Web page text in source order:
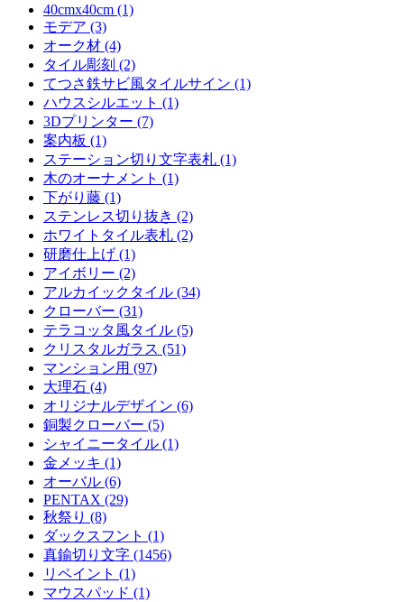
40cmx40cm (1)
モデア (3)
オーク材 (4)
タイル彫刻 (2)
てつさ鉄サビ風タイルサイン (1)
ハウスシルエット (1)
3Dプリンター (7)
案内板 (1)
ステーション切り文字表札 (1)
木のオーナメント (1)
下がり藤 (1)
ステンレス切り抜き (2)
ホワイトタイル表札 (2)
研磨仕上げ (1)
アイボリー (2)
アルカイックタイル (34)
クローバー (31)
テラコッタ風タイル (5)
クリスタルガラス (51)
マンション用 (97)
大理石 (4)
オリジナルデザイン (6)
銅製クローバー (5)
シャイニータイル (1)
金メッキ (1)
オーバル (6)
PENTAX (29)
秋祭り (8)
ダックスフント (1)
真鍮切り文字 (1456)
リペイント (1)
マウスパッド (1)